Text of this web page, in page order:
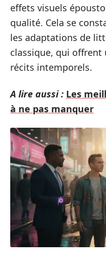
effets visuels
qualité. Cela se
les adaptations de
classique, qui offrent
récits intemporels.
A lire aussi : Les
à ne pas manquer